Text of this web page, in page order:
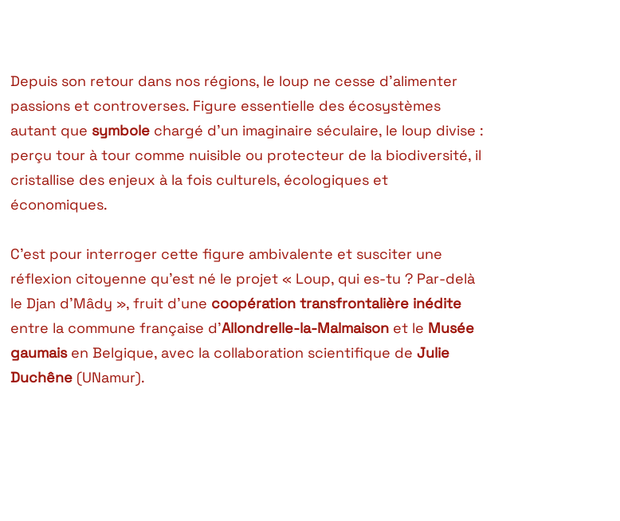
Depuis son retour dans nos régions, le loup ne cesse d'alimenter
passions et controverses. Figure essentielle des écosystèmes
autant que symbole chargé d’un imaginaire séculaire, le loup divise :
perçu tour à tour comme nuisible ou protecteur de la biodiversité, il
cristallise des enjeux à la fois culturels, écologiques et
économiques.
C’est pour interroger cette figure ambivalente et susciter une
réflexion citoyenne qu’est né le projet « Loup, qui es-tu ? Par-delà
le Djan d’Mâdy », fruit d’une coopération transfrontalière inédite
entre la commune française d’Allondrelle-la-Malmaison et le Musée
gaumaisen Belgique, avec la collaboration scientifique deJulie
Duchêne (UNamur).